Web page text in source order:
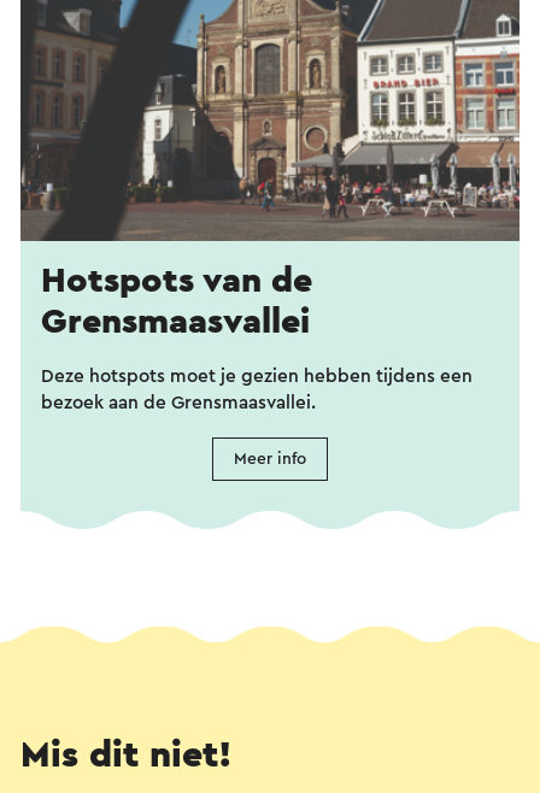
Hotspots van de
Grensmaasvallei
Deze hotspots moet je gezien hebben tijdens een
bezoek aan de Grensmaasvallei.
Meer info
Mis dit niet!